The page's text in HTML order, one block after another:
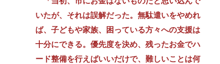
いたが、それは誤解だった。無駄遣いをやめれ
ば、子どもや家族、困っている方々への支援は
十分にできる。優先度を決め、残ったお金でハ
ード整備を行えばいいだけで、難しいことは何